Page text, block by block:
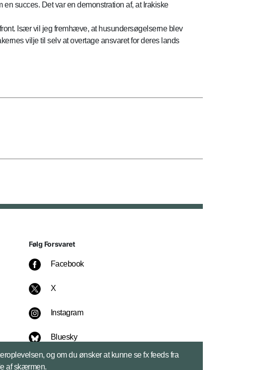
succes. Det var en demonstration af, at Irakiske
Især vil jeg fremhæve, at husundersøgelserne blev
vilje til selv at overtage ansvaret for deres lands
Følg Forsvaret
Facebook
X
Instagram
Bluesky
LinkedIn
og om du ønsker at kunne se fx feeds fra
af skærmen.